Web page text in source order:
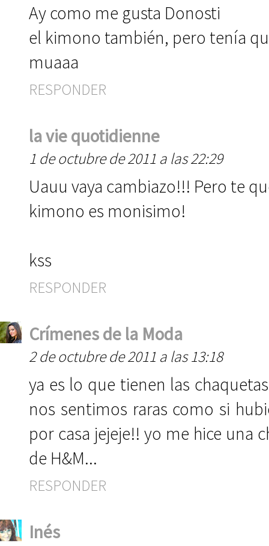
Ay como me gusta Donosti
el kimono también, pero tenía
muaaa
RESPONDER
la vie quotidienne
1 de octubre de 2011 a las 22:29
Uauu vaya cambiazo!!! Pero te
kimono es monisimo!
kss
RESPONDER
Crímenes de la Moda
2 de octubre de 2011 a las 13:18
ya es lo que tienen las
nos sentimos raras como si
por casa jejeje!! yo me hice una
de H&M...
RESPONDER
Inés